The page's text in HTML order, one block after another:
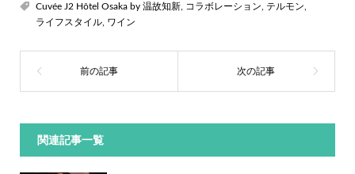
Cuvée J2 Hôtel Osaka by 温故知新, コラボレーション テルモン
ライフスタイル, ワイン
関連記事一覧